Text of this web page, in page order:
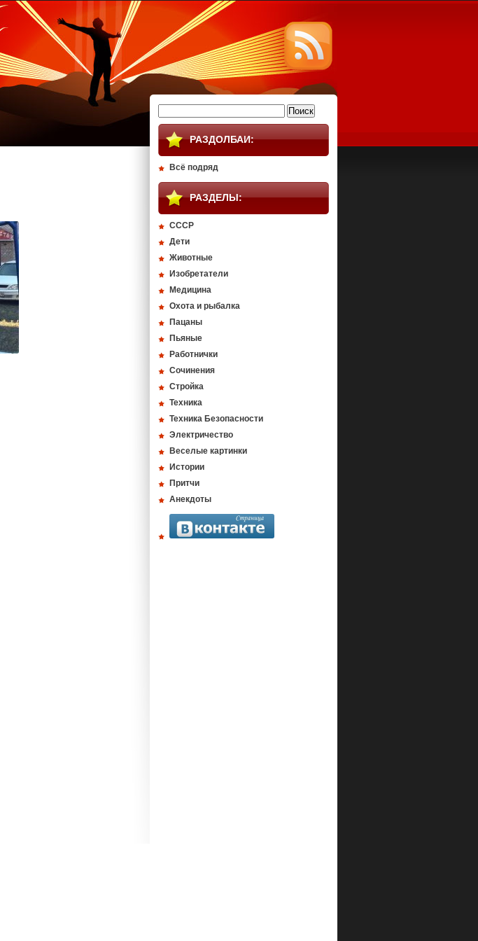
РАЗДОЛБАИ:
Всё подряд
РАЗДЕЛЫ:
СССР
Дети
Животные
Изобретатели
Медицина
Охота и рыбалка
Пацаны
Пьяные
Работнички
Сочинения
Стройка
Техника
Техника Безопасности
Электричество
Веселые картинки
Истории
Притчи
Анекдоты